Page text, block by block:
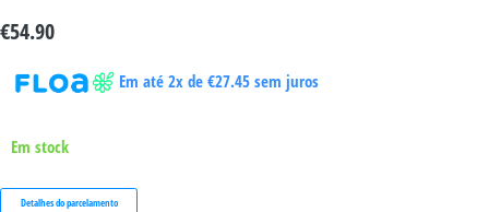
€54.90
Em até 2x de €27.45sem juros
Em stock
Detalhes do parcelamento